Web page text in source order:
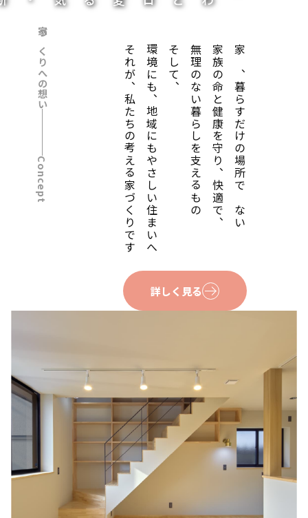
家づくりへの想い
Concept 家は、暮らすだけの場所ではない
家族の命と健康を守り、快適で、
無理のない暮らしを支えるもの
そして、
環境にも、地域にもやさしい住まいへ
それが、私たちの考える家づくりです
詳しく見る